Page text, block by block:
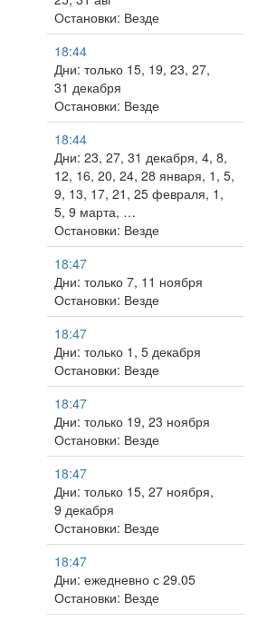
Остановки: Везде
18:44
Дни: только 15, 19, 23, 27,
31 декабря
Остановки: Везде
18:44
Дни: 23, 27, 31 декабря, 4, 8,
12, 16, 20, 24, 28 января, 1, 5,
9, 13, 17, 21, 25 февраля, 1,
5, 9 марта, …
Остановки: Везде
18:47
Дни: только 7, 11 ноября
Остановки: Везде
18:47
Дни: только 1, 5 декабря
Остановки: Везде
18:47
Дни: только 19, 23 ноября
Остановки: Везде
18:47
Дни: только 15, 27 ноября,
9 декабря
Остановки: Везде
18:47
Дни: ежедневно с 29.05
Остановки: Везде